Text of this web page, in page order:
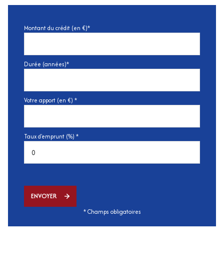
Montant du crédit (en €)*
Durée (années)*
Votre apport (en €) *
Taux d'emprunt (%) *
ENVOYER
* Champs obligatoires